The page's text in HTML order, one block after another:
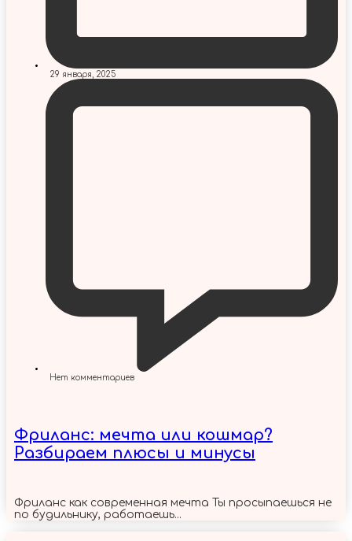
29 января, 2025
Нет комментариев
Фриланс: мечта или кошмар?
Разбираем плюсы и минусы
Фриланс как современная мечта Ты просыпаешься не
по будильнику, работаешь...